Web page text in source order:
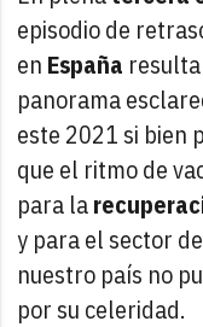
episodio de
en España
panorama
este 2021 si bien
que el ritmo de
para la
y para el sector
nuestro país no
por su celeridad.